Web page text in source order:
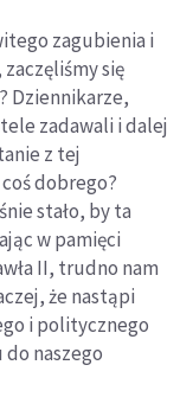
zagubienia i
się
Dziennikarze,
zadawali i dalej
z tej
dobrego?
stało, by ta
w pamięci
II, trudno nam
że nastąpi
i politycznego
naszego